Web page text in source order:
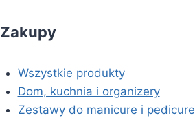
Zakupy
Wszystkie produkty
Dom, kuchnia i organizery
Zestawy do manicure i pedicure